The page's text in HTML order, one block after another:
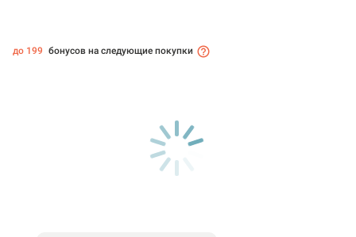
до 199 бонусов на следующие покупки